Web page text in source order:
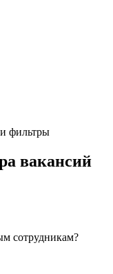
фильтры
вакансий
сотрудникам?